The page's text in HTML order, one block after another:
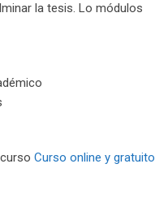
la tesis. Lo módulos
Curso online y gratuito